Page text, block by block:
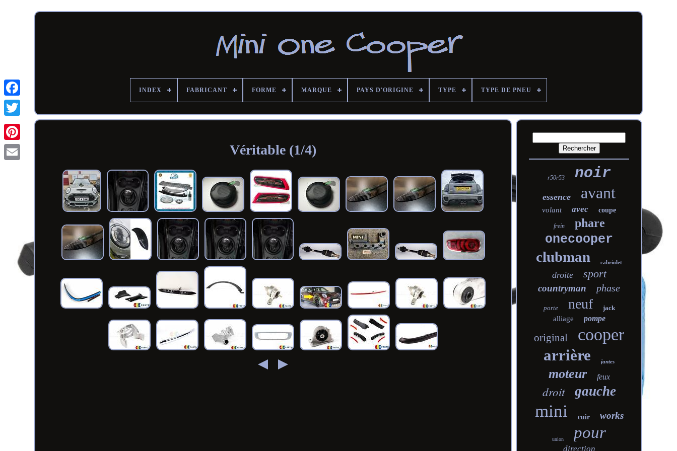
INDEX FABRICANT FORME MARQUE PAYS D'ORIGINE TYPE TYPE DE PNEU
Véritable (1/4)
r50r53 noir
essence avant
volant avec coupe
frein phare
onecooper
clubman cabriolet
droite sport
countryman phase
porte neuf jack
alliage pompe
original cooper
arrière jantes
moteur feux
droit gauche
mini cuir works
union pour
direction